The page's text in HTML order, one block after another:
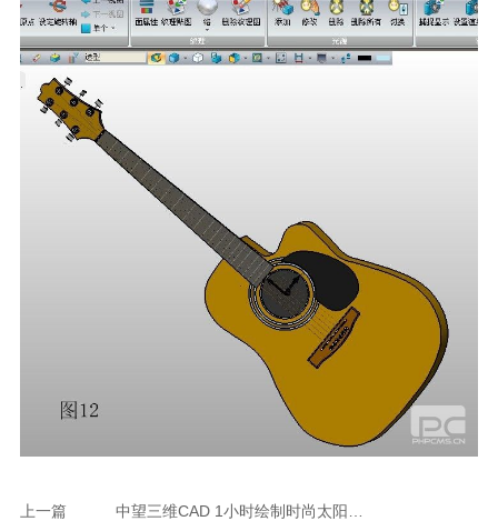
上一篇